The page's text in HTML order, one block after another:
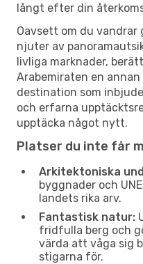
långt efter din
Oavsett om du vandrar
njuter av
livliga marknader,
Arabemiraten en
destination som
och erfarna
upptäcka något nytt.
Platser du inte får
Arkitektoniska
byggnader och
landets rika arv.
Fantastisk natur:
fridfulla berg och
värda att våga sig
stigarna för.